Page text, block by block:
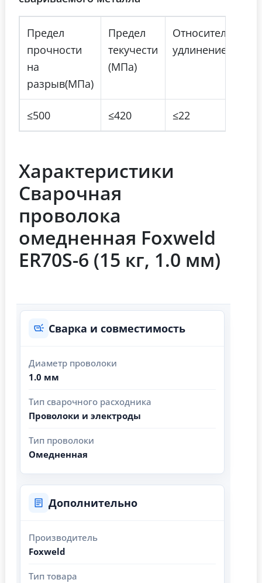
Предел
прочности
на
разрыв(МПа)
Предел
текучести
(МПа)
Относительное
удлинение(%)
≤500 ≤420 ≤22
Характеристики
Сварочная
проволока
омедненная Foxweld
ER70S-6 (15 кг, 1.0 мм)
Сварка и совместимость
Диаметр проволоки
1.0 мм
Тип сварочного расходника
Проволоки и электроды
Тип проволоки
Омедненная
Дополнительно
Производитель
Foxweld
Тип товара